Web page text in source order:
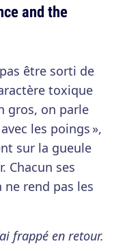
and the
être sorti de
toxique
gros, on parle
les poings »,
sur la gueule
Chacun ses
rend pas les
frappé en retour.